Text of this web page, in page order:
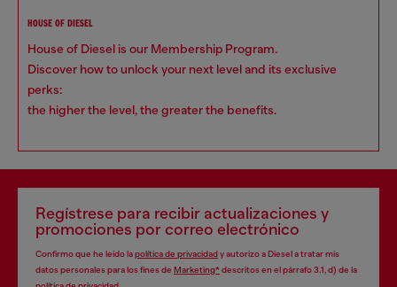
HOUSE OF DIESEL
House of Diesel is our Membership Program.
Discover how to unlock your next level and its exclusive
perks:
the higher the level, the greater the benefits.
Regístrese para recibir actualizaciones y
promociones por correo electrónico
Confirmo que he leído lapolítica de privacidady autorizo a Diesel a tratar mis
datos personales para los fines de Marketing*descritos en el párrafo 3.1, d) de la